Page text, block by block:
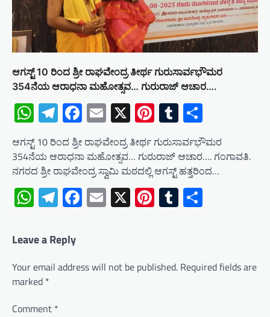
ಆಗಸ್ಟ್ 10 ರಿಂದ ಶ್ರೀ ರಾಘವೇಂದ್ರ ತೀರ್ಥ ಗುರುಸಾರ್ವಭೌಮರ
354ನೆಯ ಆರಾಧನಾ ಮಹೋತ್ಸವ… ಗುರುರಾಜ್ ಆಚಾರ….
WhatsApp
Telegram
Facebook
Email
X Pinterest
Tumblr
ಆಗಸ್ಟ್ 10 ರಿಂದ ಶ್ರೀ ರಾಘವೇಂದ್ರ ತೀರ್ಥ ಗುರುಸಾರ್ವಭೌಮರ
354ನೆಯ ಆರಾಧನಾ ಮಹೋತ್ಸವ… ಗುರುರಾಜ್ ಆಚಾರ…. ಗಂಗಾವತಿ.
ನಗರದ ಶ್ರೀ ರಾಘವೇಂದ್ರ ಸ್ವಾಮಿ ಮಠದಲ್ಲಿ ಆಗಸ್ಟ್ ಹತ್ತರಿಂದ…
WhatsApp
Telegram
Facebook
Email
X Pinterest
Tumblr
Leave a Reply
Your email address will not be published. Required fields are
marked *
Comment *